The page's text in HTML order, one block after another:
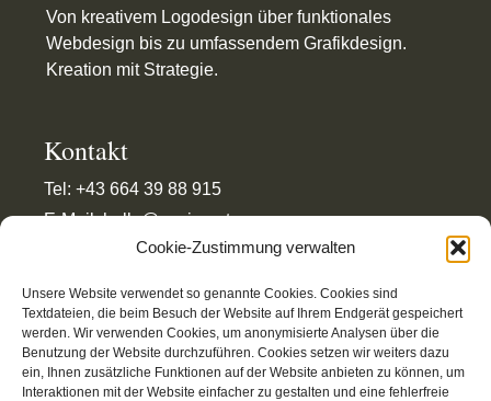
Cookie-Zustimmung verwalten
Unsere Website verwendet so genannte Cookies. Cookies sind
Textdateien, die beim Besuch der Website auf Ihrem Endgerät gespeichert
werden. Wir verwenden Cookies, um anonymisierte Analysen über die
Benutzung der Website durchzuführen. Cookies setzen wir weiters dazu
ein, Ihnen zusätzliche Funktionen auf der Website anbieten zu können, um
Interaktionen mit der Website einfacher zu gestalten und eine fehlerfreie
Von kreativem Logodesign über funktionales
Webdesign bis zu umfassendem Grafikdesign.
Kreation mit Strategie.
Kontakt
Tel: +43 664 39 88 915
E-Mail: hello@pesign.at
Impressum
Datenschutz
Barrierefreiheitserklärung